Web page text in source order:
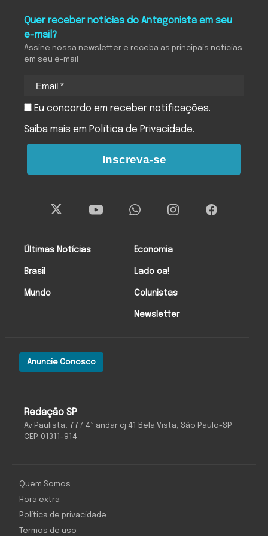
Redação SP
Av Paulista, 777 4º andar cj 41 Bela Vista, São Paulo-SP
CEP: 01311-914
Anuncie Conosco
Últimas Notícias
Brasil
Mundo
Economia
Lado oa!
Colunistas
Newsletter
Quer receber notícias do Antagonista em seu
e-mail?
Assine nossa newsletter e receba as principais notícias
em seu e-mail
Eu concordo em receber notificações.
Saiba mais em Política de Privacidade.
Inscreva-se
Quem Somos
Hora extra
Política de privacidade
Termos de uso